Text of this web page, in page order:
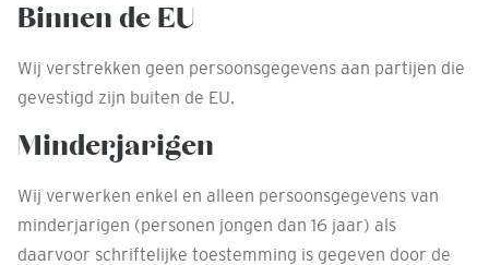
Binnen de EU
Wij verstrekken geen persoonsgegevens aan partijen die
gevestigd zijn buiten de EU.
Minderjarigen
Wij verwerken enkel en alleen persoonsgegevens van
minderjarigen (personen jongen dan 16 jaar) als
daarvoor schriftelijke toestemming is gegeven door de